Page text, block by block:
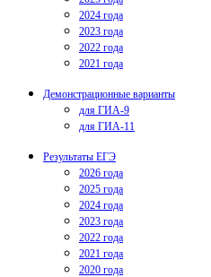
2024 года
2023 года
2022 года
2021 года
Демонстрационные варианты
для ГИА-9
для ГИА-11
Результаты ЕГЭ
2026 года
2025 года
2024 года
2023 года
2022 года
2021 года
2020 года